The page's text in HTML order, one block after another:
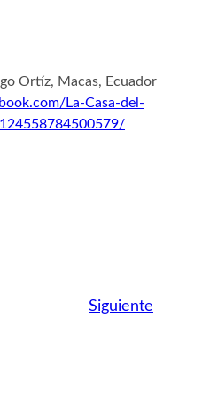
Ortíz, Macas, Ecuador
La-Casa-del-
Siguiente